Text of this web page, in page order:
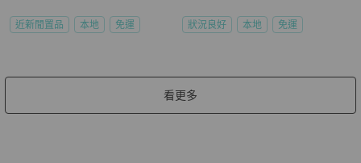
近新閒置品 本地 免運 狀況良好 本地 免運
看更多